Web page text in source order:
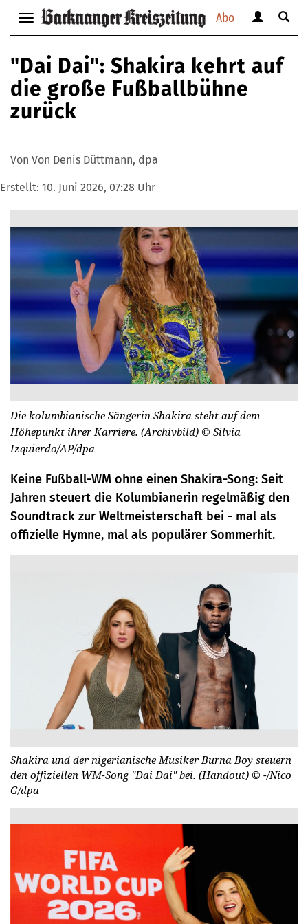
Abo
Navigation
anzeigen
bzw.
verbergen
anzeigen
verbergen
Suche
"Dai Dai": Shakira kehrt auf
die große Fußballbühne
zurück
Von Von Denis Düttmann, dpa
Erstellt: 10. Juni 2026, 07:28 Uhr
Die kolumbianische Sängerin Shakira steht auf dem
Höhepunkt ihrer Karriere. (Archivbild) © Silvia
Izquierdo/AP/dpa
Keine Fußball-WM ohne einen Shakira-Song: Seit
Jahren steuert die Kolumbianerin regelmäßig den
Soundtrack zur Weltmeisterschaft bei - mal als
offizielle Hymne, mal als populärer Sommerhit.
Shakira und der nigerianische Musiker Burna Boy steuern
den offiziellen WM-Song "Dai Dai" bei. (Handout) © -/Nico
G/dpa